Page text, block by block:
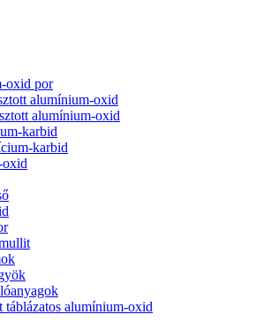
oxid por
alumínium-oxid
alumínium-oxid
karbid
karbid
táblázatos alumínium-oxid